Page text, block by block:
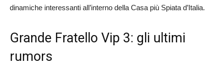
dinamiche interessanti all’interno della Casa più Spiata d’Italia.
Grande Fratello Vip 3: gli ultimi
rumors